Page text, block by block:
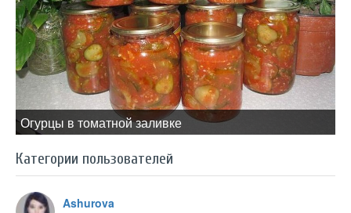
Огурцы в томатной заливке
Категории пользователей
Ashurova